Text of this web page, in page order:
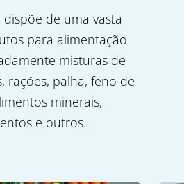
de uma vasta
para alimentação
misturas de
rações, palha, feno de
minerais,
e outros.